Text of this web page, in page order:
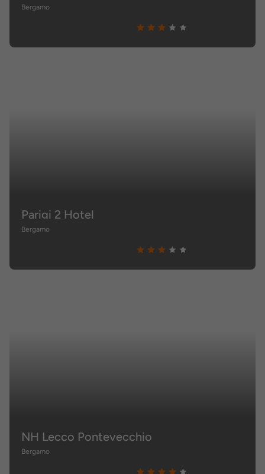
Bergamo
Parigi 2 Hotel
Bergamo
NH Lecco Pontevecchio
Bergamo